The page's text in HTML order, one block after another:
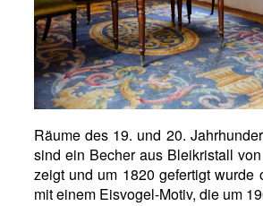
Räume des 19. und 20.
sind ein Becher aus Bleikristall
zeigt und um 1820 gefertigt
mit einem Eisvogel-Motiv, die um